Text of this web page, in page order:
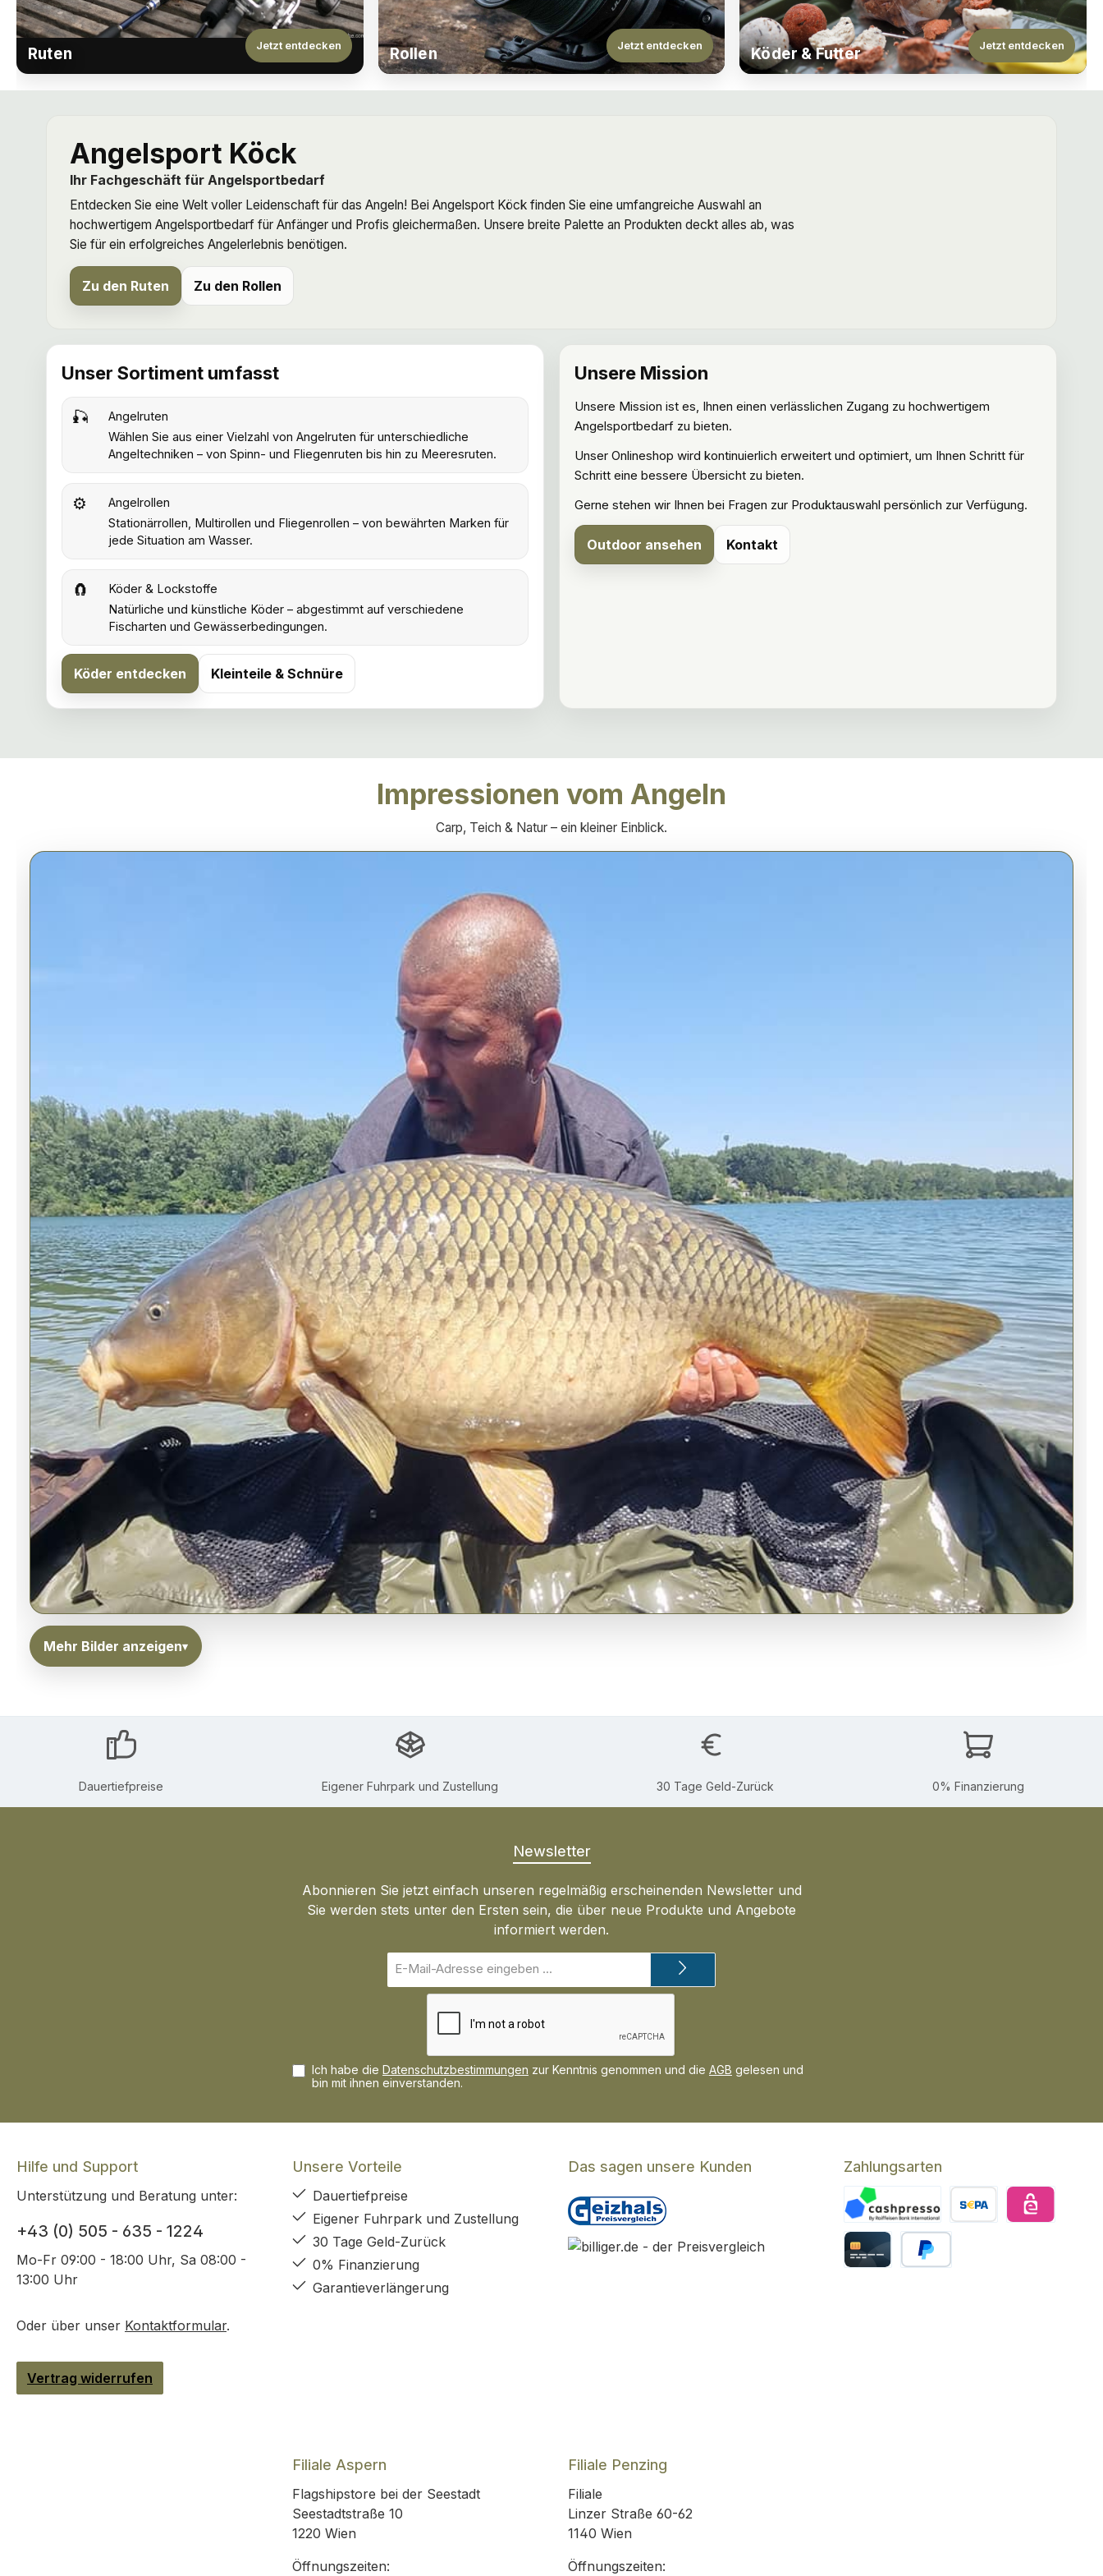
Ruten Jetzt entdecken Rollen Jetzt entdecken Köder & Futter Jetzt entdecken
Angelsport Köck
Ihr Fachgeschäft für Angelsportbedarf
Entdecken Sie eine Welt voller Leidenschaft für das Angeln! Bei Angelsport Köck finden Sie eine umfangreiche Auswahl an
hochwertigem Angelsportbedarf für Anfänger und Profis gleichermaßen. Unsere breite Palette an Produkten deckt alles ab, was
Sie für ein erfolgreiches Angelerlebnis benötigen.
Zu den Ruten Zu den Rollen
Unser Sortiment umfasst
🎣
Angelruten
Wählen Sie aus einer Vielzahl von Angelruten für unterschiedliche
Angeltechniken – von Spinn- und Fliegenruten bis hin zu Meeresruten.
⚙️
Angelrollen
Stationärrollen, Multirollen und Fliegenrollen – von bewährten Marken für
jede Situation am Wasser.
🧲
Köder & Lockstoffe
Natürliche und künstliche Köder – abgestimmt auf verschiedene
Fischarten und Gewässerbedingungen.
Köder entdecken Kleinteile & Schnüre
Unsere Mission
Unsere Mission ist es, Ihnen einen verlässlichen Zugang zu hochwertigem
Angelsportbedarf zu bieten.
Unser Onlineshop wird kontinuierlich erweitert und optimiert, um Ihnen Schritt für
Schritt eine bessere Übersicht zu bieten.
Gerne stehen wir Ihnen bei Fragen zur Produktauswahl persönlich zur Verfügung.
Outdoor ansehen Kontakt
Impressionen vom Angeln
Carp, Teich & Natur – ein kleiner Einblick.
Mehr Bilder anzeigen
Dauertiefpreise Eigener Fuhrpark und Zustellung 30 Tage Geld-Zurück 0% Finanzierung
Newsletter
Abonnieren Sie jetzt einfach unseren regelmäßig erscheinenden Newsletter und
Sie werden stets unter den Ersten sein, die über neue Produkte und Angebote
informiert werden.
Mail-
Adresse*
Ich habe die Datenschutzbestimmungen zur Kenntnis genommen und die AGB gelesen und
bin mit ihnen einverstanden.
Hilfe und Support
Unterstützung und Beratung unter:
+43 (0) 505 - 635 - 1224
Mo-Fr 09:00 - 18:00 Uhr, Sa 08:00 -
13:00 Uhr
Oder über unser Kontaktformular.
Vertrag widerrufen
Unsere Vorteile
Dauertiefpreise
Eigener Fuhrpark und Zustellung
30 Tage Geld-Zurück
0% Finanzierung
Garantieverlängerung
Das sagen unsere Kunden Zahlungsarten
Filiale Aspern
Flagshipstore bei der Seestadt
Seestadtstraße 10
1220 Wien
Öffnungszeiten:
Filiale Penzing
Filiale
Linzer Straße 60-62
1140 Wien
Öffnungszeiten: